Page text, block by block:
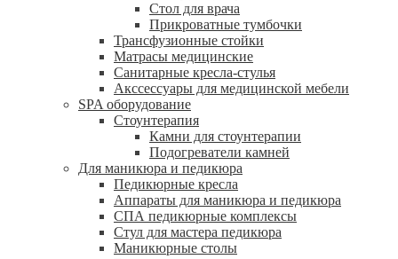
Стол для врача
Прикроватные тумбочки
Трансфузионные стойки
Матрасы медицинские
Санитарные кресла-стулья
Акссессуары для медицинской мебели
SPA оборудование
Стоунтерапия
Камни для стоунтерапии
Подогреватели камней
Для маникюра и педикюра
Педикюрные кресла
Аппараты для маникюра и педикюра
СПА педикюрные комплексы
Стул для мастера педикюра
Маникюрные столы